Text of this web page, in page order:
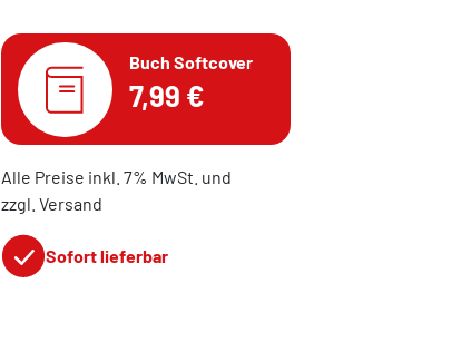
Buch Softcover
7,99 €
Alle Preise inkl. 7% MwSt. und
zzgl. Versand
Sofort lieferbar